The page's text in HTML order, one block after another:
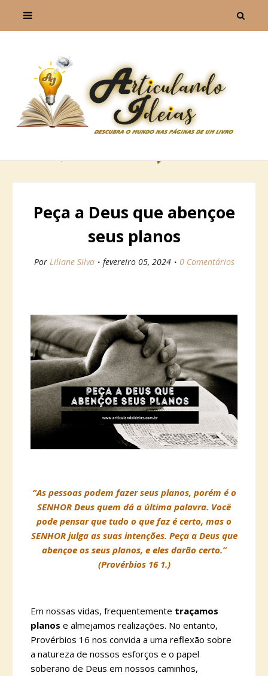
Peça a Deus que abençoe
seus planos
Por Liliane Silva fevereiro 05, 2024 0 Comentários
“As pessoas podem fazer seus planos, porém é o
SENHOR Deus quem dá a última palavra. Você
pode pensar que tudo o que faz é certo, mas o
SENHOR julga as suas intenções. Peça a Deus que
abençoe os seus planos, e eles darão certo.”
(Provérbios 16 1.)
Em nossas vidas, frequentemente traçamos
planos e almejamos realizações. No entanto,
Provérbios 16 nos convida a uma reflexão sobre
a natureza de nossos esforços e o papel
soberano de Deus em nossos caminhos,